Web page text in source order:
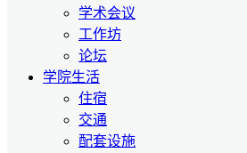
学术会议
工作坊
论坛
学院生活
住宿
交通
配套设施